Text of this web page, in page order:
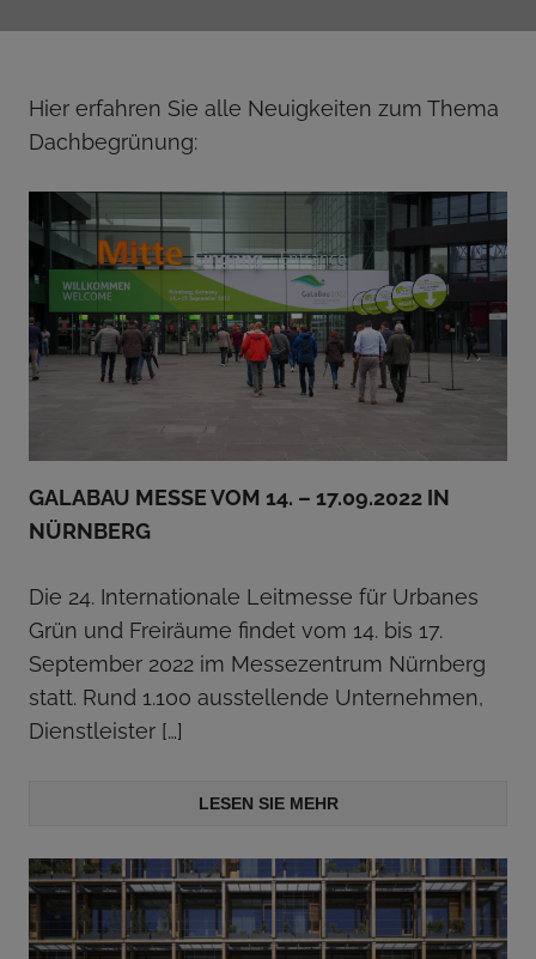
Hier erfahren Sie alle Neuigkeiten zum Thema
Dachbegrünung:
GALABAU MESSE VOM 14. – 17.09.2022 IN
NÜRNBERG
Die 24. Internationale Leitmesse für Urbanes
Grün und Freiräume findet vom 14. bis 17.
September 2022 im Messezentrum Nürnberg
statt. Rund 1.100 ausstellende Unternehmen,
Dienstleister […]
LESEN SIE MEHR